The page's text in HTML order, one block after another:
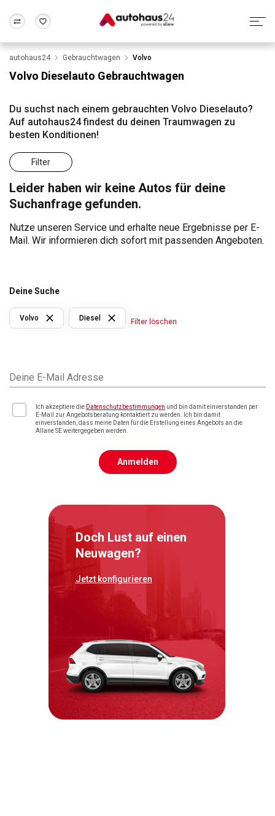
Wir bewerten dein Auto
Alle Fragen & Antworten
Rund um die Inzahlungnahme
Frankfurt Wuppertal
autohaus24 Gebrauchtwagen Volvo
Volvo Dieselauto Gebrauchtwagen
Du suchst nach einem gebrauchten Volvo Dieselauto?
Auf autohaus24 findest du deinen Traumwagen zu
besten Konditionen!
Filter
Leider haben wir keine Autos für deine
Suchanfrage gefunden.
Nutze unseren Service und erhalte neue Ergebnisse per E-
Mail. Wir informieren dich sofort mit passenden Angeboten.
Deine Suche
Volvo Diesel Filter löschen
Deine E-Mail Adresse
Ich akzeptiere die Datenschutzbestimmungen und bin damit einverstanden per
E-Mail zur Angebotsberatung kontaktiert zu werden. Ich bin damit
einverstanden, dass meine Daten für die Erstellung eines Angebots an die
Allane SE weitergegeben werden.
Anmelden
Doch Lust auf einen
Neuwagen?
Jetzt konfigurieren